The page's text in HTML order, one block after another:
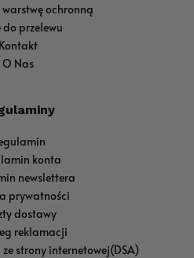
ochronną
do przelewu
Kontakt
O Nas
konta
newslettera
prywatności
dostawy
reklamacji
strony internetowej(DSA)